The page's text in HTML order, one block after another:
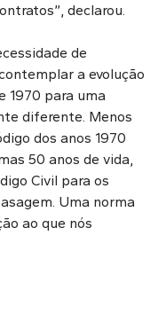
declarou.
de
a evolução
1970 para uma
diferente. Menos
dos anos 1970
50 anos de vida,
Civil para os
Uma norma
ao que nós